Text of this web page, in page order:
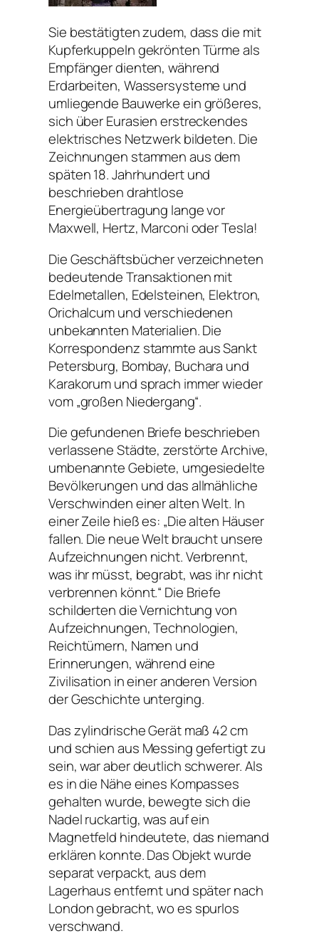
Sie bestätigten zudem, dass die mit
Kupferkuppeln gekrönten Türme als
Empfänger dienten, während
Erdarbeiten, Wassersysteme und
umliegende Bauwerke ein größeres,
sich über Eurasien erstreckendes
elektrisches Netzwerk bildeten. Die
Zeichnungen stammen aus dem
späten 18. Jahrhundert und
beschrieben drahtlose
Energieübertragung lange vor
Maxwell, Hertz, Marconi oder Tesla!
Die Geschäftsbücher verzeichneten
bedeutende Transaktionen mit
Edelmetallen, Edelsteinen, Elektron,
Orichalcum und verschiedenen
unbekannten Materialien. Die
Korrespondenz stammte aus Sankt
Petersburg, Bombay, Buchara und
Karakorum und sprach immer wieder
vom „großen Niedergang“.
Die gefundenen Briefe beschrieben
verlassene Städte, zerstörte Archive,
umbenannte Gebiete, umgesiedelte
Bevölkerungen und das allmähliche
Verschwinden einer alten Welt. In
einer Zeile hieß es: „Die alten Häuser
fallen. Die neue Welt braucht unsere
Aufzeichnungen nicht. Verbrennt,
was ihr müsst, begrabt, was ihr nicht
verbrennen könnt.“ Die Briefe
schilderten die Vernichtung von
Aufzeichnungen, Technologien,
Reichtümern, Namen und
Erinnerungen, während eine
Zivilisation in einer anderen Version
der Geschichte unterging.
Das zylindrische Gerät maß 42 cm
und schien aus Messing gefertigt zu
sein, war aber deutlich schwerer. Als
es in die Nähe eines Kompasses
gehalten wurde, bewegte sich die
Nadel ruckartig, was auf ein
Magnetfeld hindeutete, das niemand
erklären konnte. Das Objekt wurde
separat verpackt, aus dem
Lagerhaus entfernt und später nach
London gebracht, wo es spurlos
verschwand.